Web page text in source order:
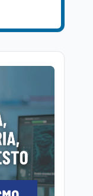
tra
Pa
l'edilizia
Pnrr"
ha
studenti
da